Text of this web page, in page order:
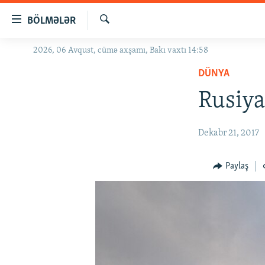
BÖLMƏLƏR
GÜNDƏM
Axtar
2026, 06 Avqust, cümə axşamı, Bakı vaxtı 14:58
DÜNYA
Dekabr 21, 2017
Paylaş